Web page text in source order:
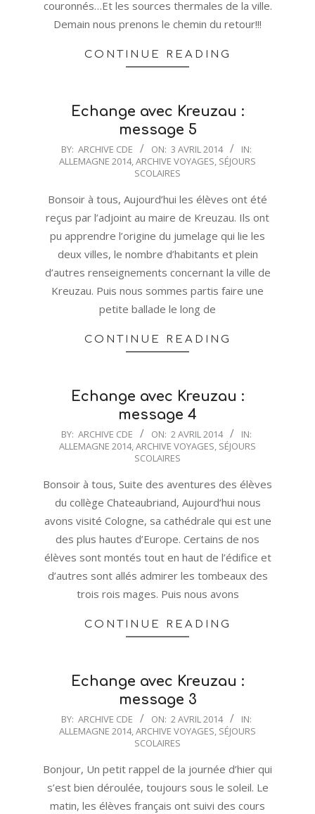
couronnés…Et les sources thermales de la ville.
Demain nous prenons le chemin du retour!!!
CONTINUE READING
Echange avec Kreuzau :
message 5
2014-
BY: ARCHIVE CDE ON: 3 AVRIL 2014
IN:
ALLEMAGNE 2014,ARCHIVE VOYAGES, SÉJOURS
SCOLAIRES
Bonsoir à tous, Aujourd’hui les élèves ont été
reçus par l’adjoint au maire de Kreuzau. Ils ont
pu apprendre l’origine du jumelage qui lie les
deux villes, le nombre d’habitants et plein
d’autres renseignements concernant la ville de
Kreuzau. Puis nous sommes partis faire une
petite ballade le long de
CONTINUE READING
Echange avec Kreuzau :
message 4
2014-
BY: ARCHIVE CDE ON: 2 AVRIL 2014
IN:
ALLEMAGNE 2014,ARCHIVE VOYAGES, SÉJOURS
SCOLAIRES
Bonsoir à tous, Suite des aventures des élèves
du collège Chateaubriand, Aujourd’hui nous
avons visité Cologne, sa cathédrale qui est une
des plus hautes d’Europe. Certains de nos
élèves sont montés tout en haut de l’édifice et
d’autres sont allés admirer les tombeaux des
trois rois mages. Puis nous avons
CONTINUE READING
Echange avec Kreuzau :
message 3
2014-
BY: ARCHIVE CDE ON: 2 AVRIL 2014
IN:
ALLEMAGNE 2014,ARCHIVE VOYAGES, SÉJOURS
SCOLAIRES
Bonjour, Un petit rappel de la journée d’hier qui
s’est bien déroulée, toujours sous le soleil. Le
matin, les élèves français ont suivi des cours